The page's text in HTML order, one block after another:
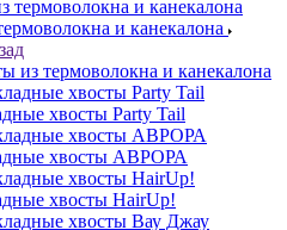
и канекалона
из термоволокна и канекалона
хвосты Party Tail
хвосты АВРОРА
хвосты HairUp!